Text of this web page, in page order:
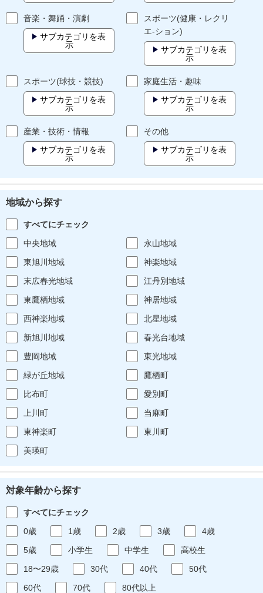
音楽・舞踊・演劇
サブカテゴリを表
示
スポーツ(健康・レクリ
エ-ション)
サブカテゴリを表
示
スポーツ(球技・競技)
サブカテゴリを表
示
家庭生活・趣味
サブカテゴリを表
示
産業・技術・情報
サブカテゴリを表
示
その他
サブカテゴリを表
示
地域から探す
すべてにチェック
中央地域
永山地域
東旭川地域
神楽地域
末広春光地域
江丹別地域
東鷹栖地域
神居地域
西神楽地域
北星地域
新旭川地域
春光台地域
豊岡地域
東光地域
緑が丘地域
鷹栖町
比布町
愛別町
上川町
当麻町
東神楽町
東川町
美瑛町
対象年齢から探す
すべてにチェック
0歳
1歳 2歳 3歳
4歳
5歳
小学生 中学生
高校生
18〜29歳
30代 40代
50代
60代
70代 80代以上